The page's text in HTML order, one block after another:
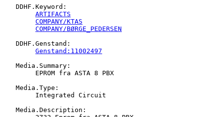
   DDHF.Keyword:
ARTIFACTS
COMPANY/KTAS
COMPANY/BØRGE_PEDERSEN
   DDHF.Genstand:
Genstand:11002497
   Media.Summary:
   Media.Type:
   Media.Description: